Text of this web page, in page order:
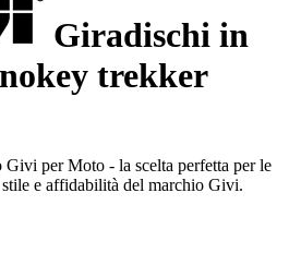
Giradischi in
trekker
per Moto - la scelta perfetta per le
e affidabilità del marchio Givi.